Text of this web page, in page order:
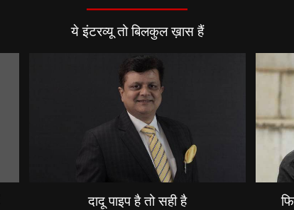
ये इंटरव्यू तो बिलकुल ख़ास हैं
दादू पाइप है तो सही है